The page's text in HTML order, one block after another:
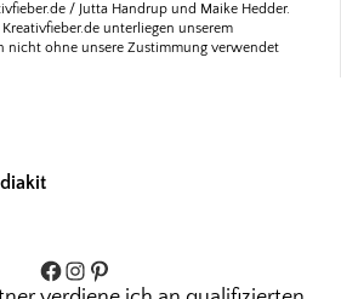
/ Jutta Handrup und Maike Hedder.
unterliegen unserem
nicht ohne unsere Zustimmung verwendet
Facebook
Instagram
Pinterest